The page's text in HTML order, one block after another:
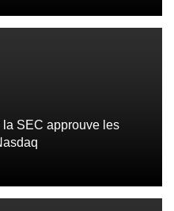
la SEC approuve les